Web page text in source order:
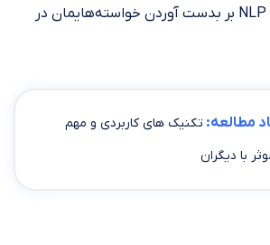
مهم‌تر است و چگونه NLP بر بدست آوردن خواسته‌هایمان در
مطالعه: تکنیک های کاربردی و مهم
با دیگران